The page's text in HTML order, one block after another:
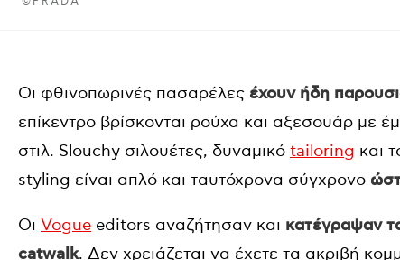
Οι φθινοπωρινές πασαρέλες έχουν ήδη
επίκεντρο βρίσκονται ρούχα και αξεσουάρ με
στιλ. Slouchy σιλουέτες, δυναμικό tailoring και
styling είναι απλό και ταυτόχρονα σύγχρονο
Οι Vogue editors αναζήτησαν και κατέγραψαν
catwalk. Δεν χρειάζεται να έχετε τα ακριβή